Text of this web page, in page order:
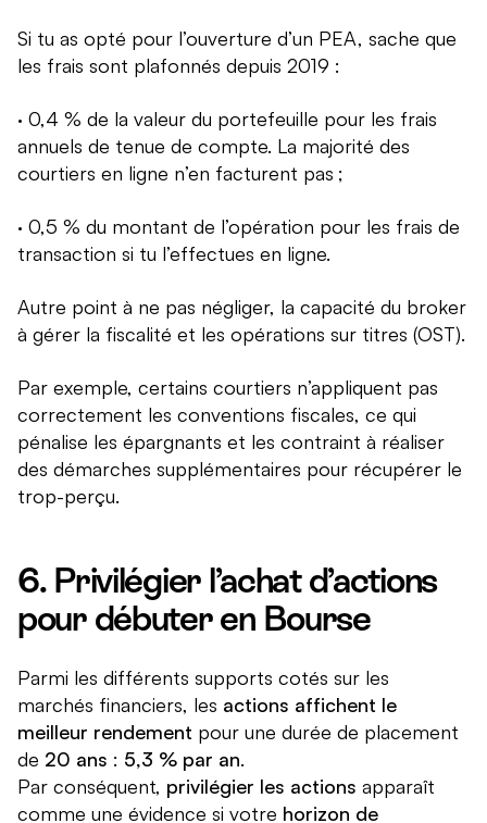
Si tu as opté pour l’ouverture d’un PEA, sache que
les frais sont plafonnés depuis 2019 :
· 0,4 % de la valeur du portefeuille pour les frais
annuels de tenue de compte. La majorité des
courtiers en ligne n’en facturent pas ;
· 0,5 % du montant de l’opération pour les frais de
transaction si tu l’effectues en ligne.
Autre point à ne pas négliger, la capacité du broker
à gérer la fiscalité et les opérations sur titres (OST).
Par exemple, certains courtiers n’appliquent pas
correctement les conventions fiscales, ce qui
pénalise les épargnants et les contraint à réaliser
des démarches supplémentaires pour récupérer le
trop-perçu.
6. Privilégier l’achat d’actions
pour débuter en Bourse
Parmi les différents supports cotés sur les
marchés financiers, les actions affichent le
meilleur rendement pour une durée de placement
de 20 ans : 5,3 % par an.
Par conséquent, privilégier les actions apparaît
comme une évidence si votre horizon de